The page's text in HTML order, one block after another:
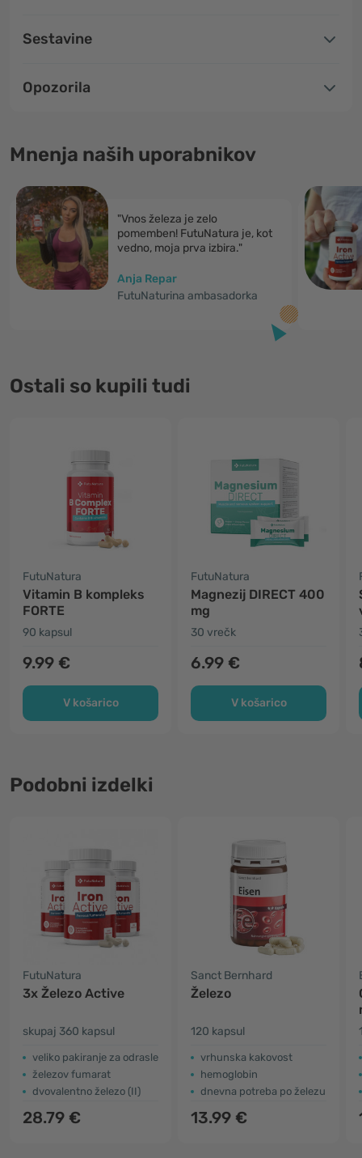
Sestavine
Opozorila
Mnenja naših uporabnikov
"Vnos železa je zelo
pomemben! FutuNatura je, kot
vedno, moja prva izbira."
Anja Repar
FutuNaturina ambasadorka
Ostali so kupili tudi
FutuNatura
Vitamin B kompleks
FORTE
90 kapsul
9.99 €
V košarico
FutuNatura
Magnezij DIRECT 400
mg
30 vrečk
6.99 €
V košarico
Podobni izdelki
FutuNatura
3x Železo Active
skupaj 360 kapsul
veliko pakiranje za odrasle
železov fumarat
dvovalentno železo (II)
28.79 €
Sanct Bernhard
Železo
120 kapsul
vrhunska kakovost
hemoglobin
dnevna potreba po železu
13.99 €